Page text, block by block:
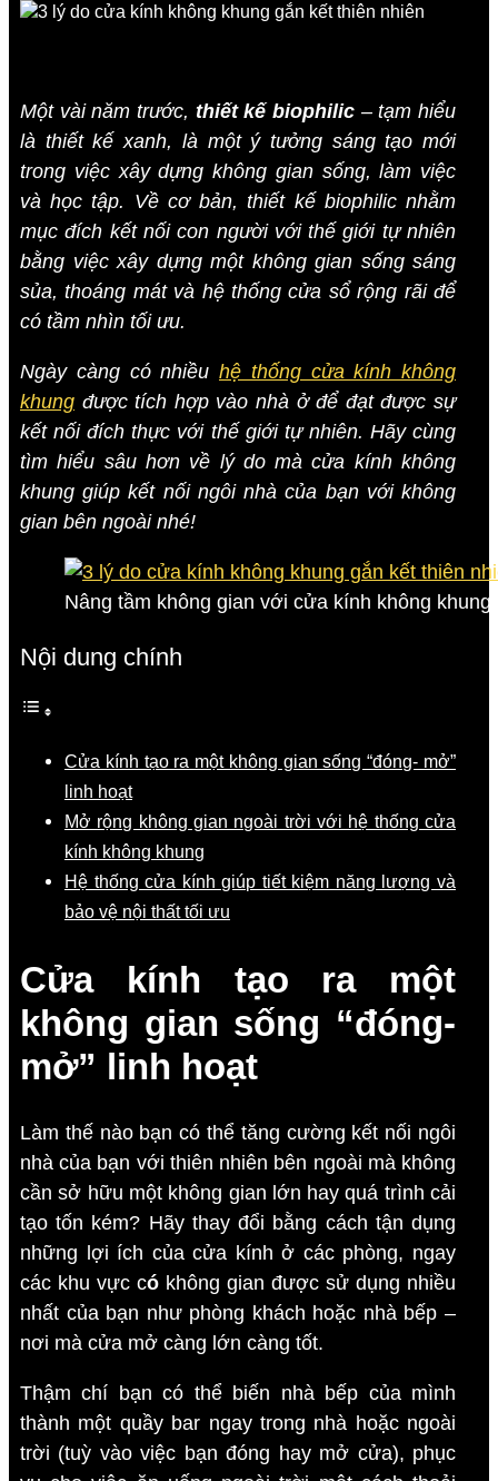
Một vài năm trước, thiết kế biophilic – tạm hiểu
là thiết kế xanh, là một ý tưởng sáng tạo mới
trong việc xây dựng không gian sống, làm việc
và học tập. Về cơ bản, thiết kế biophilic nhằm
mục đích kết nối con người với thế giới tự nhiên
bằng việc xây dựng một không gian sống sáng
sủa, thoáng mát và hệ thống cửa sổ rộng rãi để
có tầm nhìn tối ưu.
Ngày càng có nhiều hệ thống cửa kính không
khung được tích hợp vào nhà ở để đạt được sự
kết nối đích thực với thế giới tự nhiên. Hãy cùng
tìm hiểu sâu hơn về lý do mà cửa kính không
khung giúp kết nối ngôi nhà của bạn với không
gian bên ngoài nhé!
Nâng tầm không gian với cửa kính không khung
Nội dung chính
Cửa kính tạo ra một không gian sống “đóng- mở”
linh hoạt
Mở rộng không gian ngoài trời với hệ thống cửa
kính không khung
Hệ thống cửa kính giúp tiết kiệm năng lượng và
bảo vệ nội thất tối ưu
Cửa kính tạo ra một
không gian sống “đóng-
mở” linh hoạt
Làm thế nào bạn có thể tăng cường kết nối ngôi
nhà của bạn với thiên nhiên bên ngoài mà không
cần sở hữu một không gian lớn hay quá trình cải
tạo tốn kém? Hãy thay đổi bằng cách tận dụng
những lợi ích của cửa kính ở các phòng, ngay
các khu vực có không gian được sử dụng nhiều
nhất của bạn như phòng khách hoặc nhà bếp –
nơi mà cửa mở càng lớn càng tốt.
Thậm chí bạn có thể biến nhà bếp của mình
thành một quầy bar ngay trong nhà hoặc ngoài
trời (tuỳ vào việc bạn đóng hay mở cửa), phục